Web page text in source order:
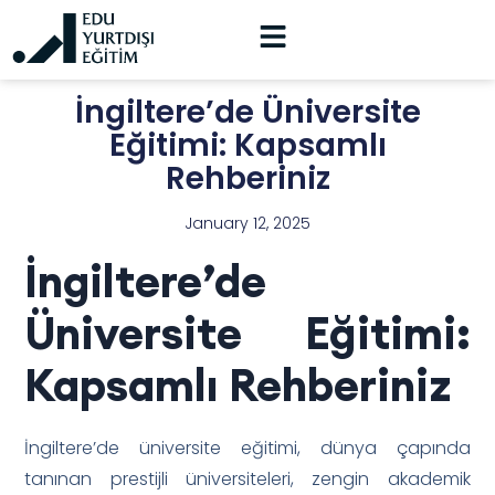
İngiltere’de Üniversite
Eğitimi: Kapsamlı
Rehberiniz
January 12, 2025
İngiltere’de
Üniversite Eğitimi:
Kapsamlı Rehberiniz
İngiltere’de üniversite eğitimi, dünya çapında
tanınan prestijli üniversiteleri, zengin akademik